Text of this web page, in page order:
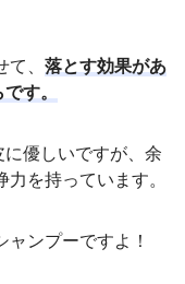
、 落とす効果があ
す。
優しいですが、余
を持っています。
ンプーですよ！